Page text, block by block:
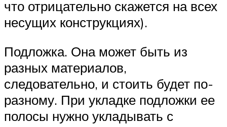
что отрицательно скажется на всех
несущих конструкциях).
Подложка. Она может быть из
разных материалов,
следовательно, и стоить будет по-
разному. При укладке подложки ее
полосы нужно укладывать с